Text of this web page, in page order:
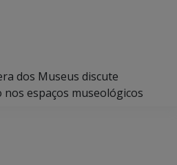
dos Museus discute
nos espaços museológicos